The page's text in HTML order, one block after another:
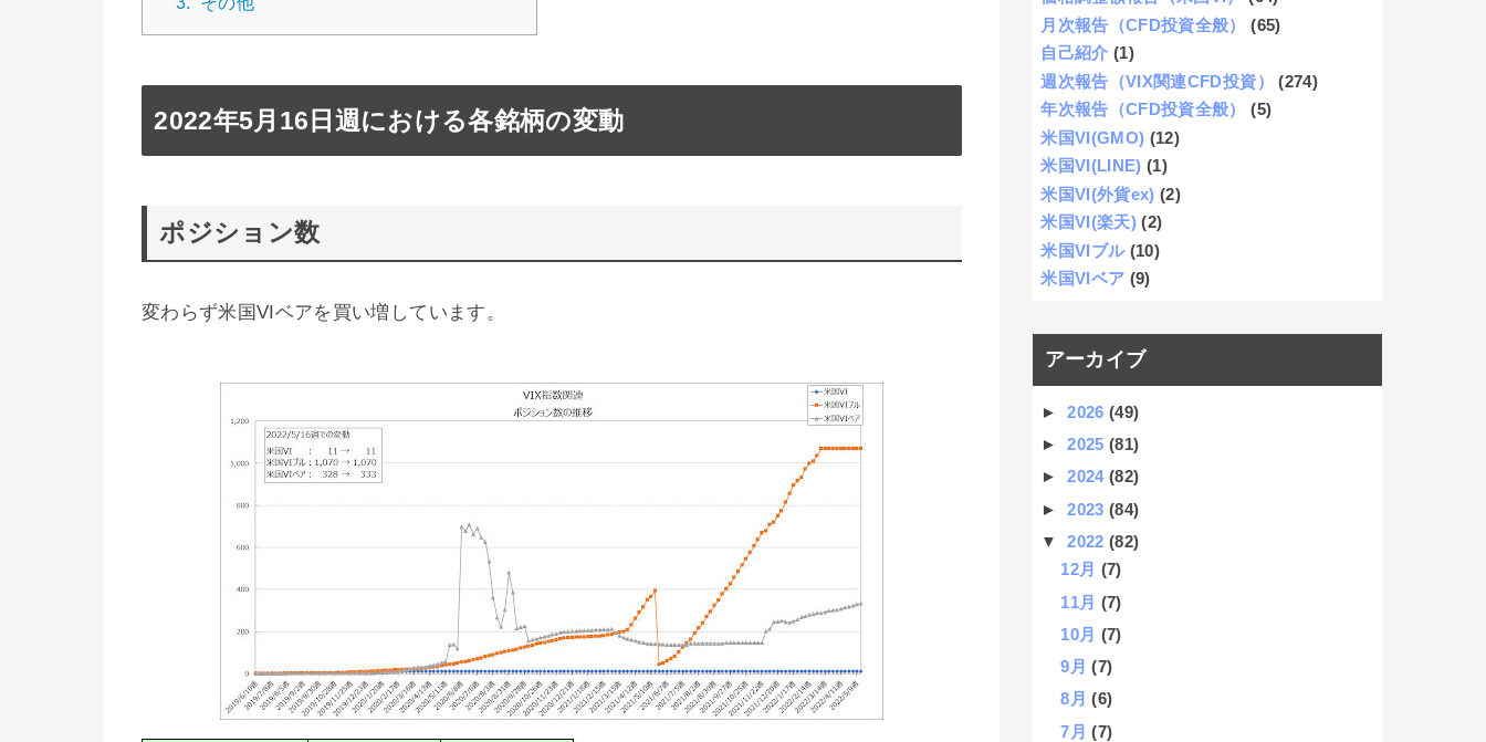
2022年5月16日週における各銘柄の変動
ポジション数
変わらず米国VIベアを買い増しています。
月次報告（CFD投資全般）
(65)
自己紹介 (1)
週次報告（VIX関連CFD投資）
(274)
年次報告（CFD投資全般）
(5)
米国VI(GMO) (12)
米国VI(LINE) (1)
米国VI(外貨ex) (2)
米国VI(楽天) (2)
米国VIブル (10)
米国VIベア (9)
アーカイブ
►2026(49)
►2025(81)
►2024(82)
►2023(84)
▼2022(82)
12月 (7)
11月 (7)
10月 (7)
9月(7)
8月(6)
7月(7)